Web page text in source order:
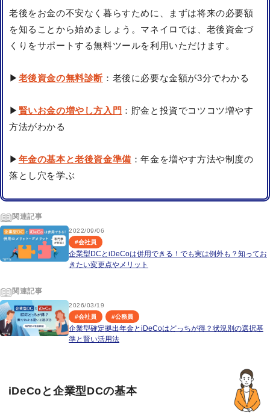
老後をお金の不安なく暮らすために、まずは将来の必要額
を知ることから始めましょう。マネイロでは、老後資金づ
くりをサポートする無料ツールを利用いただけます。
▶ 老後資金の無料診断 ：老後に必要な金額が3分でわかる
▶ 賢いお金の増やし方入門 ：貯金と投資でコツコツ増やす
方法がわかる
▶ 年金の基本と老後資金準備 ：年金を増やす方法や制度の
落とし穴を学ぶ
関連記事
2022/09/06
#会社員
企業型DCとiDeCoは併用できる！でも実は例外も？知ってお
きたい変更点やメリット
関連記事
2026/03/19
#会社員 #公務員
企業型確定拠出年金とiDeCoはどっちが得？状況別の選択基
準と賢い活用法
iDeCoと企業型DCの基本